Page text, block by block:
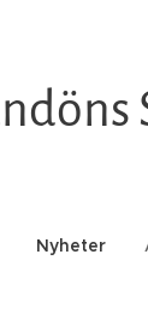
Nyheter